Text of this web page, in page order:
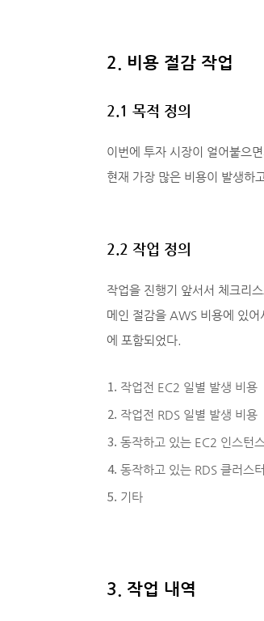
2. 비용 절감 작업
2.1 목적 정의
이번에 투자 시장이 얼어붙으
현재 가장 많은 비용이 발생하
2.2 작업 정의
작업을 진행기 앞서서 체크리
메인 절감을 AWS 비용에 있
에 포함되었다.
작업전 EC2 일별 발생 비용
작업전 RDS 일별 발생 비용
동작하고 있는 EC2 인스턴
동작하고 있는 RDS 클러스
기타
3. 작업 내역